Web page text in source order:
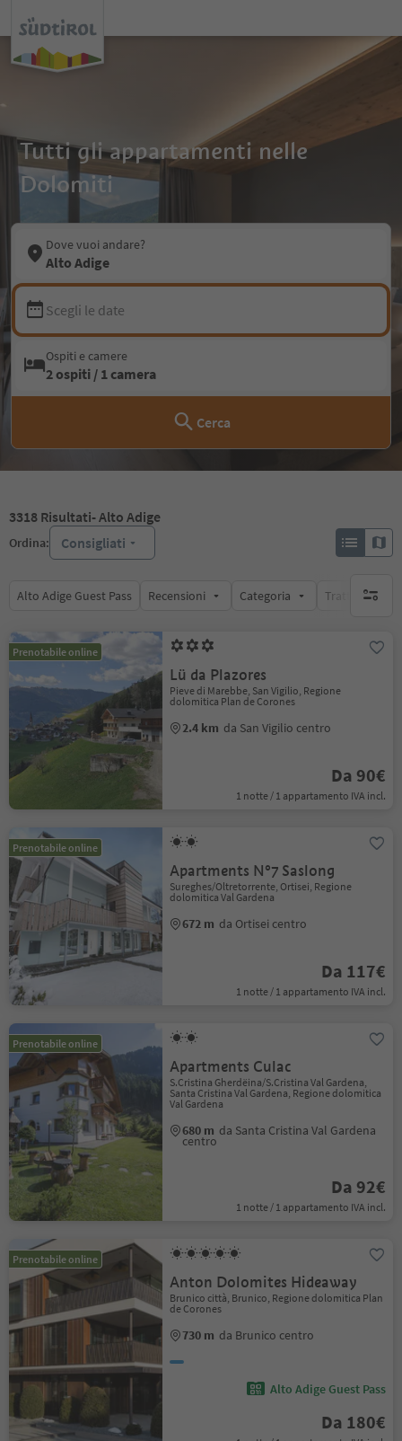
Tutti gli appartamenti nelle
Dolomiti
Dove vuoi andare?
Alto Adige
Scegli le date
Ospiti e camere
2 ospiti / 1 camera
Cerca
3318 Risultati- Alto Adige
Ordina: Consigliati
Alto Adige Guest Pass Recensioni Categoria Trattamento
Prenotabile online
Lü da Plazores
Pieve di Marebbe, San Vigilio, Regione
dolomitica Plan de Corones
2.4 km da San Vigilio centro
Da 90€
1 notte / 1 appartamento IVA incl.
Prenotabile online
Apartments N°7 Saslong
Sureghes/Oltretorrente, Ortisei, Regione
dolomitica Val Gardena
672 m da Ortisei centro
Da 117€
1 notte / 1 appartamento IVA incl.
Prenotabile online
Apartments Culac
S.Cristina Gherdëina/S.Cristina Val Gardena,
Santa Cristina Val Gardena, Regione dolomitica
Val Gardena
680 m da Santa Cristina Val Gardena
centro
Da 92€
1 notte / 1 appartamento IVA incl.
Prenotabile online
Anton Dolomites Hideaway
Brunico città, Brunico, Regione dolomitica Plan
de Corones
730 m da Brunico centro
Alto Adige Guest Pass
Da 180€